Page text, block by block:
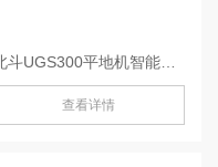
查看详情